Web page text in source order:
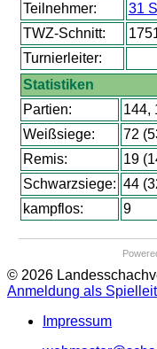
Teilnehmer:
31
TWZ-Schnitt:
Turnierleiter:
Statistiken
Partien:
144,
Weißsiege:
72
Remis:
19
Schwarzsiege: 44
kampflos:
9
© 2026
Anmeldung als
Impressum